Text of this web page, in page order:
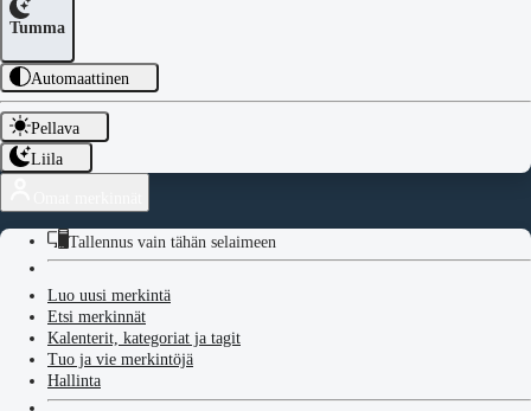
Tumma
Automaattinen
Pellava
Liila
Tallennus vain tähän selaimeen
Luo uusi merkintä
Etsi merkinnät
Kalenterit, kategoriat ja tagit
Tuo ja vie merkintöjä
Hallinta